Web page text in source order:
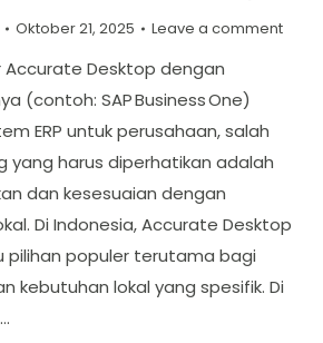
Oktober 21, 2025 Leave a comment
Accurate Desktop dengan
(contoh: SAP Business One)
ERP untuk perusahaan, salah
yang harus diperhatikan adalah
dan kesesuaian dengan
Di Indonesia, Accurate Desktop
pilihan populer terutama bagi
kebutuhan lokal yang spesifik. Di